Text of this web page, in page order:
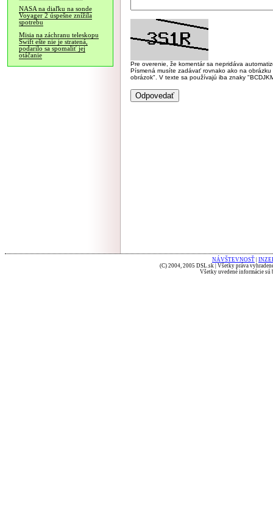
NASA na diaľku na sonde
Voyager 2 úspešne znížila
spotrebu
Misia na záchranu teleskopu
Swift ešte nie je stratená,
podarilo sa spomaliť jej
otáčanie
Pre overenie, že komentár sa nepridáva
Písmená musíte zadávať rovnako ako na
obrázok". V texte sa používajú iba znaky
NÁVŠTEVNOSŤ
(C) 2004, 2005 DSL.sk | Všetky práva
Všetky uvedené informácie sú